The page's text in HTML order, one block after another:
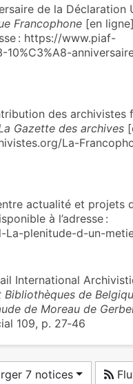
de la Déclaration
Francophone[en
: https://www.piaf-
des archi­vis­tes
Gazette des archives
La-
actua­lité et pro­jets
à l’adresse :
La-plenitude-d-un-
International
Bibliothèques de
de Moreau de
109, p. 27‑46
7 notices